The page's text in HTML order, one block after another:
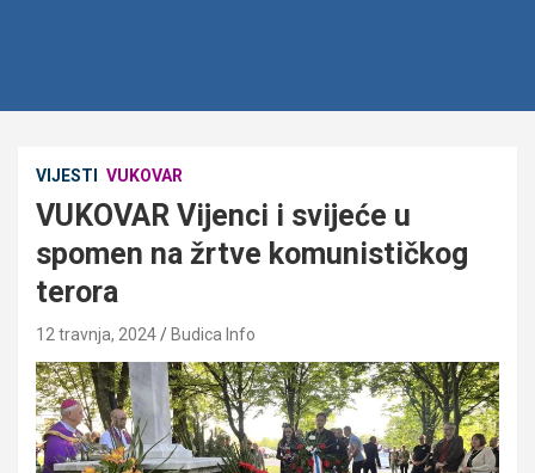
VIJESTI VUKOVAR
VUKOVAR Vijenci i svijeće u
spomen na žrtve komunističkog
terora
12 travnja, 2024 Budica Info